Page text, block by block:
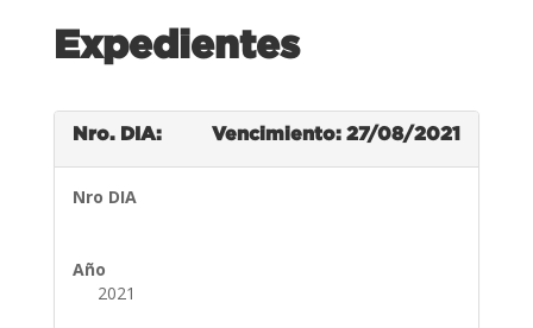
Expedientes
Nro. DIA: Vencimiento: 27/08/2021
Nro DIA
Año
2021